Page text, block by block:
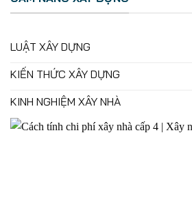
LUẬT XÂY DỰNG
KIẾN THỨC XÂY DỰNG
KINH NGHIỆM XÂY NHÀ